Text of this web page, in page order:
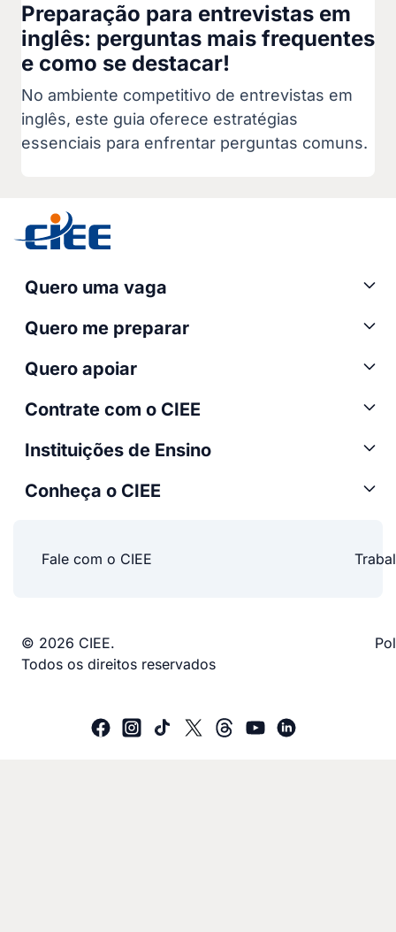
Preparação para entrevistas em
inglês: perguntas mais frequentes
e como se destacar!
No ambiente competitivo de entrevistas em
inglês, este guia oferece estratégias
essenciais para enfrentar perguntas comuns.
Quero uma vaga
Quero me preparar
Quero apoiar
Contrate com o CIEE
Instituições de Ensino
Conheça o CIEE
Fale com o CIEE
© 2026 CIEE.
Todos os direitos reservados